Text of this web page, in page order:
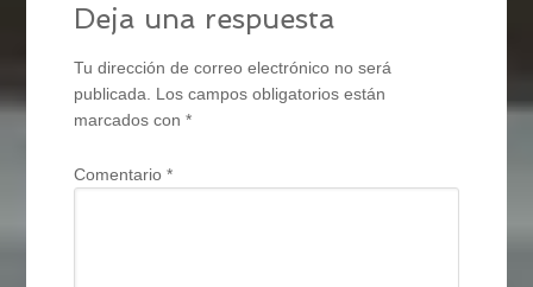
Deja una respuesta
Tu dirección de correo electrónico no será
publicada. Los campos obligatorios están
marcados con*
Comentario*